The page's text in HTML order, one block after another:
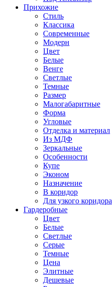
Прихожие
Стиль
Классика
Современные
Модерн
Цвет
Белые
Венге
Светлые
Темные
Размер
Малогабаритные
Форма
Угловые
Отделка и материал
Из МДФ
Зеркальные
Особенности
Купе
Эконом
Назначение
В коридор
Для узкого коридора
Гардеробные
Цвет
Белые
Светлые
Серые
Темные
Цена
Элитные
Дешевые